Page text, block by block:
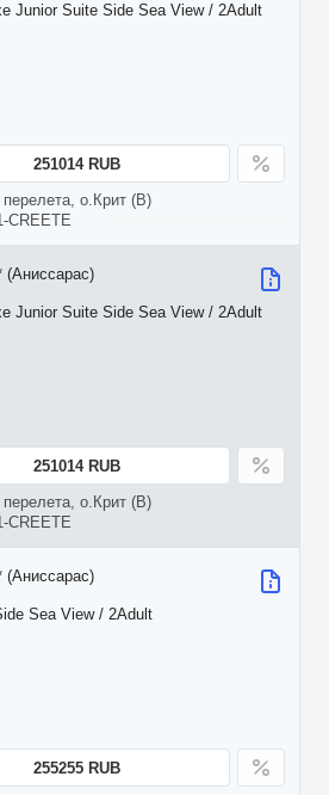
Junior Suite Side Sea View / 2Adult
251014 RUB
перелета, о.Крит (B)
CREETE
(Аниссарас)
Junior Suite Side Sea View / 2Adult
251014 RUB
перелета, о.Крит (B)
CREETE
(Аниссарас)
Sea View / 2Adult
255255 RUB